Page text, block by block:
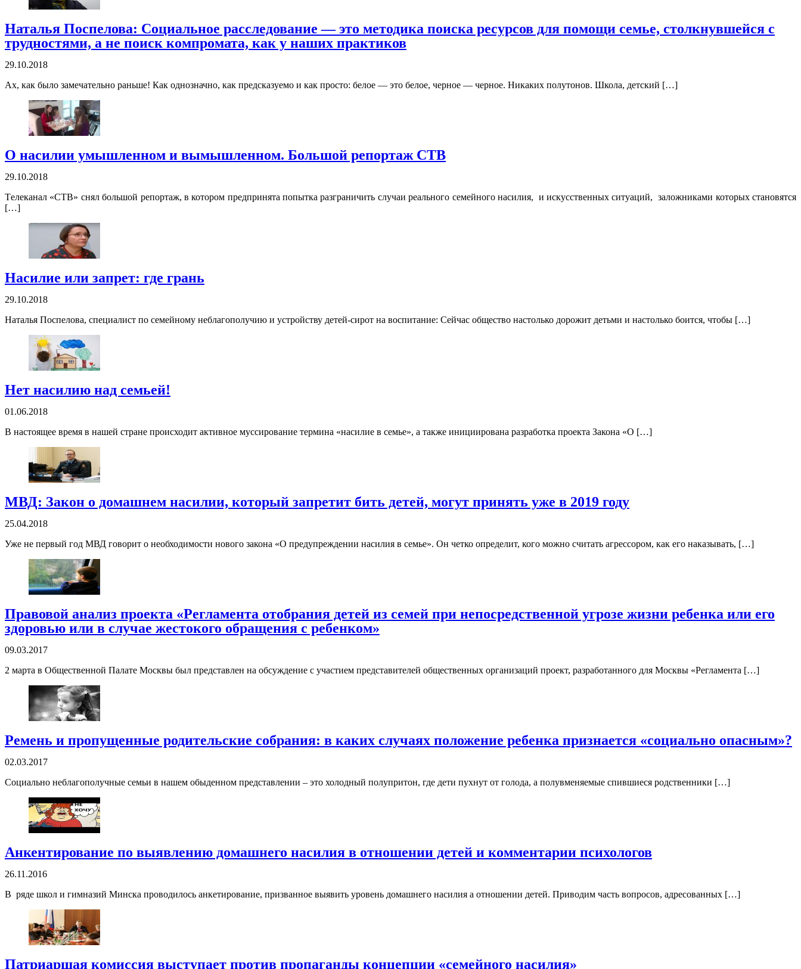
Наталья Поспелова: Социальное расследование — это методика поиска ресурсов для помощи семье, столкнувшейся с
трудностями, а не поиск компромата, как у наших практиков
29.10.2018
Ах, как было замечательно раньше! Как однозначно, как предсказуемо и как просто: белое — это белое, черное — черное. Никаких полутонов. Школа, детский […]
О насилии умышленном и вымышленном. Большой репортаж СTВ
29.10.2018
Tелеканал «СTВ» снял большой репортаж, в котором предпринята попытка разграничить случаи реального семейного насилия, и искусственных ситуаций, заложниками которых становятся
[…]
Насилие или запрет: где грань
29.10.2018
Наталья Поспелова, специалист по семейному неблагополучию и устройству детей-сирот на воспитание: Сейчас общество настолько дорожит детьми и настолько боится, чтобы […]
Нет насилию над семьей!
01.06.2018
В настоящее время в нашей стране происходит активное муссирование термина «насилие в семье», а также инициирована разработка проекта Закона «О […]
МВД: Закон о домашнем насилии, который запретит бить детей, могут принять уже в 2019 году
25.04.2018
Уже не первый год МВД говорит о необходимости нового закона «О предупреждении насилия в семье». Он четко определит, кого можно считать агрессором, как его наказывать, […]
Правовой анализ проекта «Регламента отобрания детей из семей при непосредственной угрозе жизни ребенка или его
здоровью или в случае жестокого обращения с ребенком»
09.03.2017
2 марта в Общественной Палате Москвы был представлен на обсуждение с участием представителей общественных организаций проект, разработанного для Москвы «Регламента […]
Ремень и пропущенные родительские собрания: в каких случаях положение ребенка признается «социально опасным»?
02.03.2017
Социально неблагополучные семьи в нашем обыденном представлении – это холодный полупритон, где дети пухнут от голода, а полувменяемые спившиеся родственники […]
Анкентирование по выявлению домашнего насилия в отношении детей и комментарии психологов
26.11.2016
В ряде школ и гимназий Минска проводилось анкетирование, призванное выявить уровень домашнего насилия а отношении детей. Приводим часть вопросов, адресованных […]
Патриаршая комиссия выступает против пропаганды концепции «семейного насилия»